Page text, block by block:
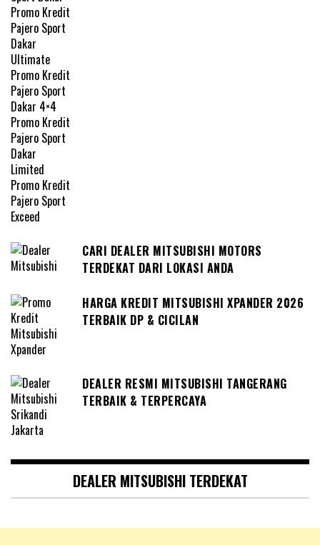
CARI DEALER MITSUBISHI MOTORS
TERDEKAT DARI LOKASI ANDA
HARGA KREDIT MITSUBISHI XPANDER 2026
TERBAIK DP & CICILAN
DEALER RESMI MITSUBISHI TANGERANG
TERBAIK & TERPERCAYA
DEALER MITSUBISHI TERDEKAT